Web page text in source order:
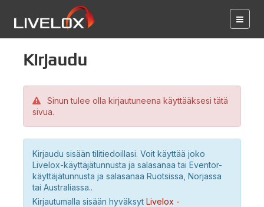
Kirjaudu
Sinun tulee olla kirjautuneena käyttääksesi tätä
sivua.
Kirjaudu sisään tilitiedoillasi. Voit käyttää joko
Livelox-käyttäjätunnusta ja salasanaa tai Eventor-
käyttäjätunnusta ja salasanaa Ruotsissa, Norjassa
tai Australiassa..
Kirjautumalla sisään hyväksyt Livelox -